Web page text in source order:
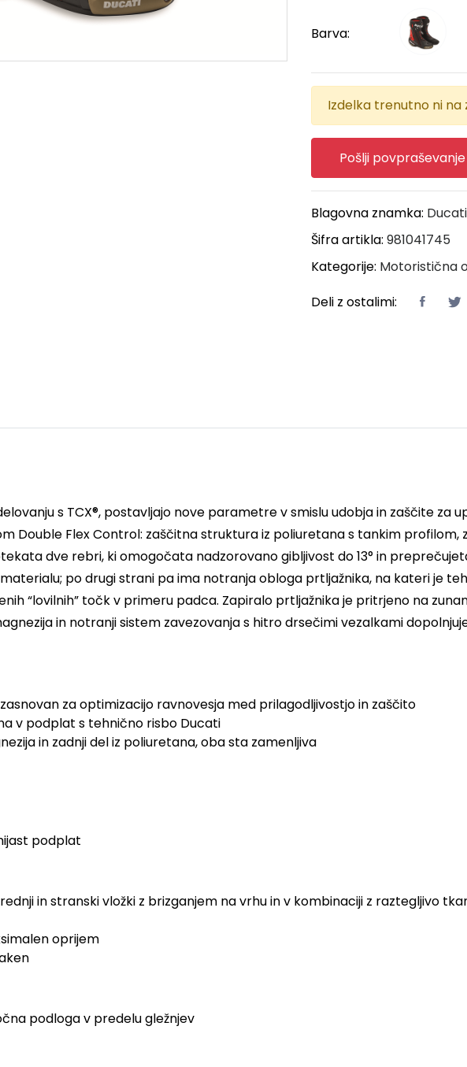
Barva:
Izdelka trenutno ni na
Pošlji povpraševanje
Blagovna znamka: Ducati
Šifra artikla: 981041745
Kategorije: Motoristična
Deli z ostalimi:
s TCX®, postavljajo nove parametre v smislu udobja in zaščite za
Double Flex Control: zaščitna struktura iz poliuretana s tankim
dve rebri, ki omogočata nadzorovano gibljivost do 13° in
po drugi strani pa ima notranja obloga prtljažnika, na kateri je
“lovilnih” točk v primeru padca. Zapiralo prtljažnika je pritrjeno na
in notranji sistem zavezovanja s hitro drsečimi vezalkami
za optimizacijo ravnovesja med prilagodljivostjo in zaščito
v podplat s tehnično risbo Ducati
in zadnji del iz poliuretana, oba sta zamenljiva
podplat
in stranski vložki z brizganjem na vrhu in v kombinaciji z raztegljivo
oprijem
podloga v predelu gležnjev